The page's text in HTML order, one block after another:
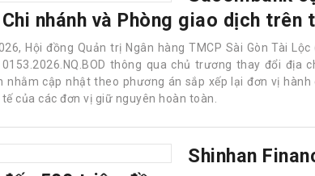
Sacombank
nhánh và Phòng giao dịch trên
Hội đồng Quản trị Ngân hàng TMCP Sài Gòn Tài Lộc
tế của các đơn vị giữ nguyên hoàn toàn.